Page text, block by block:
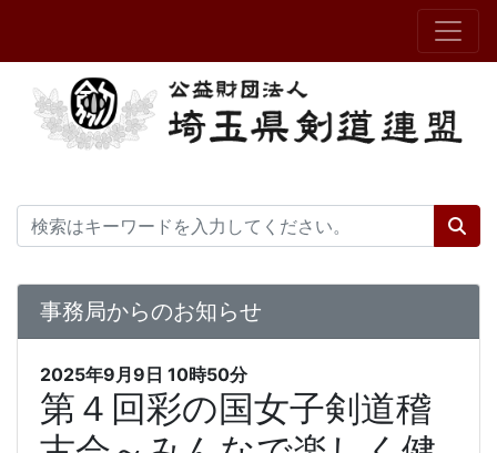
事務局からのお知らせ
2025年9月9日 10時50分
第４回彩の国女子剣道稽